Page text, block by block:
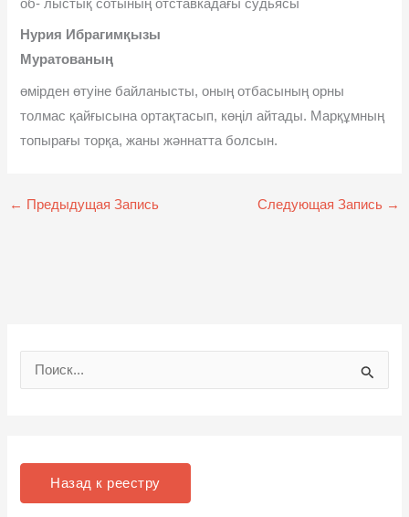
об- лыстық сотының отставкадағы судьясы
Нурия Ибрагимқызы
Муратованың
өмірден өтуіне байланысты, оның отбасының орны
толмас қайғысына ортақтасып, көңіл айтады. Марқұмның
топырағы торқа, жаны жəннатта болсын.
← Предыдущая Запись Следующая Запись →
:
Назад к реестру